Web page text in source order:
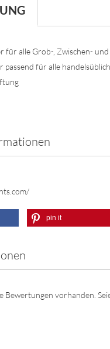
für alle Grob-, Zwischen-
passend für alle
pin it
Bewertungen vorhanden.